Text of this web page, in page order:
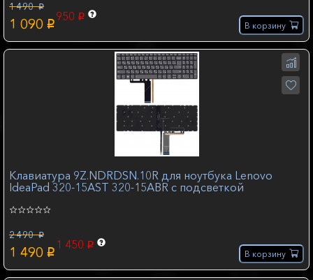
1 490 p
1 090 p
950 p
В корзину
Клавиатура 9Z.NDRDSN.10R для ноутбука Lenovo
IdeaPad 320-15AST 320-15ABR с подсветкой
2 490 p
1 490 p
1 450 p
В корзину